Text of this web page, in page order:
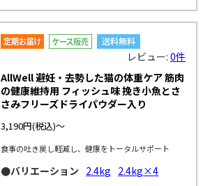
レビュー:0件
AllWell 避妊・去勢した猫の体重ケア 筋肉
の健康維持用 フィッシュ味 挽き小魚とさ
さみフリーズドライパウダー入り
3,190円(税込)～
食事の吐き戻し軽減し、健康をトータルサポート
●バリエーション 2.4kg 2.4kg×4